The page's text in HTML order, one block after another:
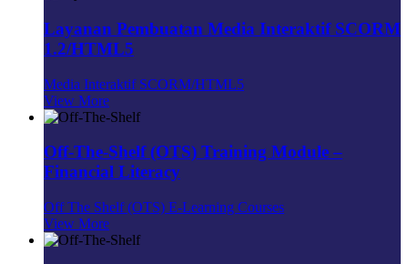
Layanan Pembuatan Media Interaktif SCORM
1.2/HTML5
Media Interaktif SCORM/HTML5
View More
Off-The-Shelf (OTS) Training Module –
Financial Literacy
Off The Shelf (OTS) E-Learning Courses
View More